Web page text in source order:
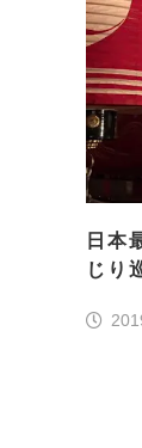
日本
じり